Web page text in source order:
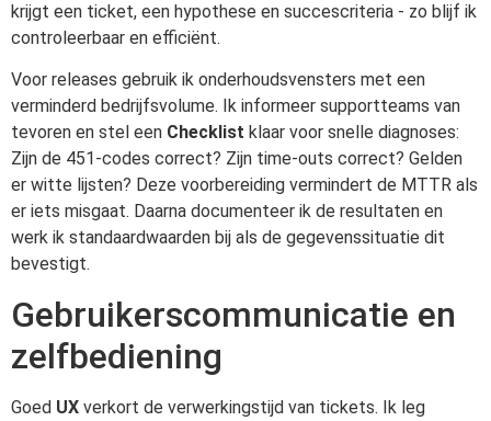
krijgt een ticket, een hypothese en succescriteria - zo blijf ik
controleerbaar en efficiënt.
Voor releases gebruik ik onderhoudsvensters met een
verminderd bedrijfsvolume. Ik informeer supportteams van
tevoren en stel een Checklist klaar voor snelle diagnoses:
Zijn de 451-codes correct? Zijn time-outs correct? Gelden
er witte lijsten? Deze voorbereiding vermindert de MTTR als
er iets misgaat. Daarna documenteer ik de resultaten en
werk ik standaardwaarden bij als de gegevenssituatie dit
bevestigt.
Gebruikerscommunicatie en
zelfbediening
Goed UX verkort de verwerkingstijd van tickets. Ik leg